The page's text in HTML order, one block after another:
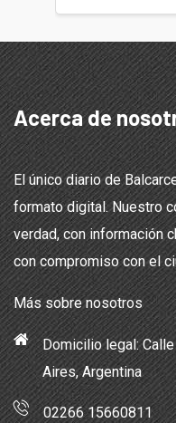
Acerca de
El único diario de
formato digital. Nuestro
verdad, con información
con compromiso con el
Más sobre nosotros
Domicilio legal:
Aires, Argentina
02266 15660811